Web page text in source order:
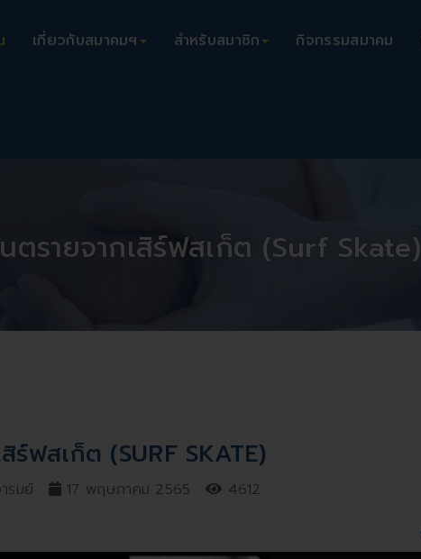
เกี่ยวกับสมาคมฯ สำหรับสมาชิก กิจกรรมสมาคม
ตรายจากเสิร์ฟสเก็ต (surf Skate)
ร์ฟสเก็ต (SURF SKATE)
รมย์ 17 พฤษภาคม 2565 4612